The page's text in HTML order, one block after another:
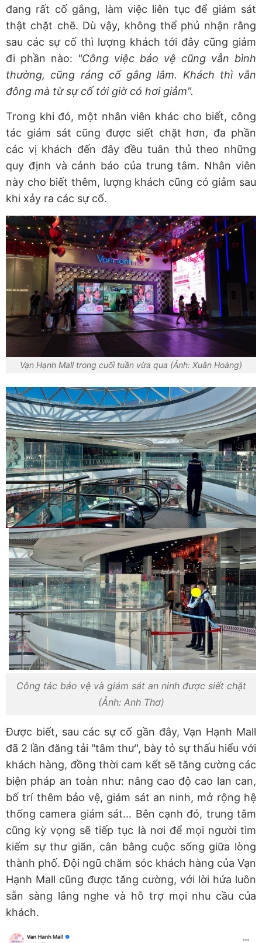
đang rất cố gắng, làm việc liên tục để giám sát
thật chặt chẽ. Dù vậy, không thể phủ nhận rằng
sau các sự cố thì lượng khách tới đây cũng giảm
đi phần nào: "Công việc bảo vệ cũng vẫn bình
thường, cũng ráng cố gắng lắm. Khách thì vẫn
đông mà từ sự cố tới giờ có hơi giảm".
Trong khi đó, một nhân viên khác cho biết, công
tác giám sát cũng được siết chặt hơn, đa phần
các vị khách đến đây đều tuân thủ theo những
quy định và cảnh báo của trung tâm. Nhân viên
này cho biết thêm, lượng khách cũng có giảm sau
khi xảy ra các sự cố.
Vạn Hạnh Mall trong cuối tuần vừa qua (Ảnh: Xuân Hoàng)
Công tác bảo vệ và giám sát an ninh được siết chặt
(Ảnh: Anh Thơ)
Được biết, sau các sự cố gần đây, Vạn Hạnh Mall
đã 2 lần đăng tải "tâm thư", bày tỏ sự thấu hiểu với
khách hàng, đồng thời cam kết sẽ tăng cường các
biện pháp an toàn như: nâng cao độ cao lan can,
bố trí thêm bảo vệ, giám sát an ninh, mở rộng hệ
thống camera giám sát... Bên cạnh đó, trung tâm
cũng kỳ vọng sẽ tiếp tục là nơi để mọi người tìm
kiếm sự thư giãn, cân bằng cuộc sống giữa lòng
thành phố. Đội ngũ chăm sóc khách hàng của Vạn
Hạnh Mall cũng được tăng cường, với lời hứa luôn
sẵn sàng lắng nghe và hỗ trợ mọi nhu cầu của
khách.